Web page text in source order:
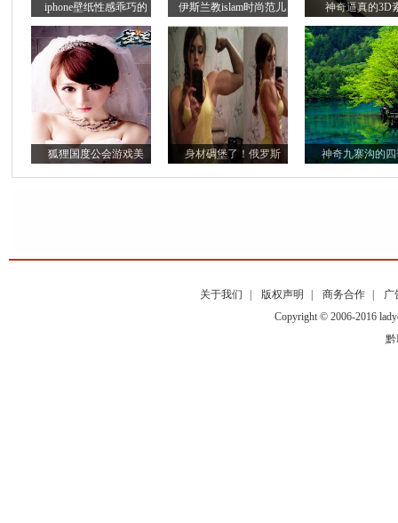
iphone壁纸性感乖巧的 伊斯兰教islam时尚范儿 神奇逼真的3D
狐狸国度公会游戏美 身材碉堡了！俄罗斯 神奇九寨沟的
关于我们 版权声明 商务合作
广
Copyright © 2006-2016
黔